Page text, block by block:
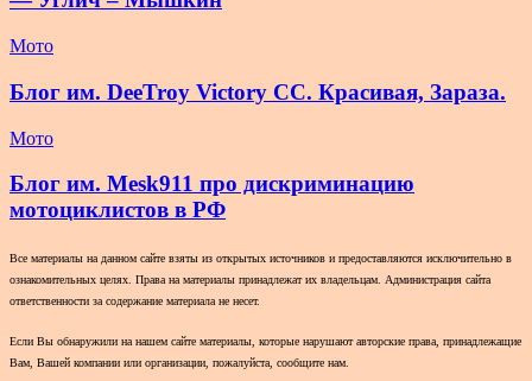
Мото
Блог им. DeeTroy Victory CC. Красивая, Зараза.
Мото
Блог им. Mesk911 про дискриминацию
мотоциклистов в РФ
Все материалы на данном сайте взяты из открытых источников и предоставляются исключительно в
ознакомительных целях. Права на материалы принадлежат их владельцам. Администрация сайта
ответственности за содержание материала не несет.
Если Вы обнаружили на нашем сайте материалы, которые нарушают авторские права, принадлежащие
Вам, Вашей компании или организации, пожалуйста, сообщите нам.